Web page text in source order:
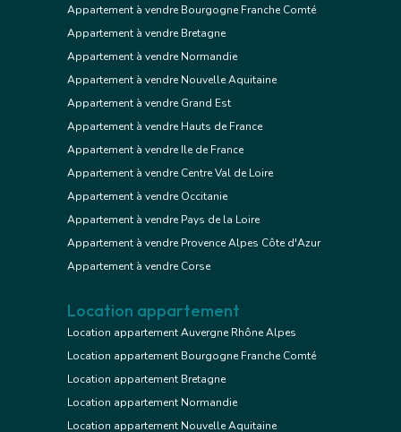
Appartement à vendre Bourgogne Franche Comté
Appartement à vendre Bretagne
Appartement à vendre Normandie
Appartement à vendre Nouvelle Aquitaine
Appartement à vendre Grand Est
Appartement à vendre Hauts de France
Appartement à vendre Ile de France
Appartement à vendre Centre Val de Loire
Appartement à vendre Occitanie
Appartement à vendre Pays de la Loire
Appartement à vendre Provence Alpes Côte d'Azur
Appartement à vendre Corse
Location appartement
Location appartement Auvergne Rhône Alpes
Location appartement Bourgogne Franche Comté
Location appartement Bretagne
Location appartement Normandie
Location appartement Nouvelle Aquitaine